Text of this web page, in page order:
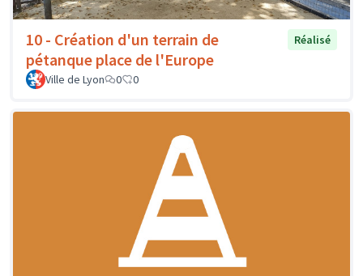
10 - Création d'un terrain de
pétanque place de l'Europe
Réalisé
Ville de Lyon 0 0